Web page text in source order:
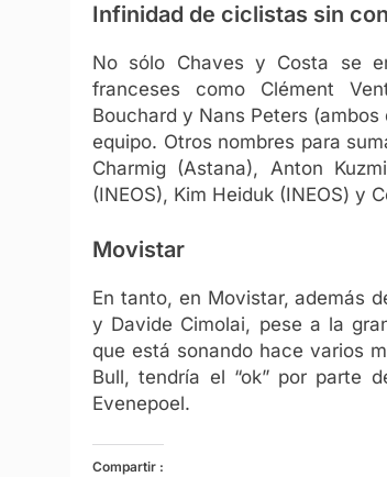
Infinidad de ciclistas sin
No sólo Chaves y Costa se
franceses como Clément
Bouchard y Nans Peters
equipo. Otros nombres para
Charmig (Astana), Anton
(INEOS), Kim Heiduk (INEOS) y
Movistar
En tanto, en Movistar, además
y Davide Cimolai, pese a la
que está sonando hace varios
Bull, tendría el “ok” por parte
Evenepoel.
Compartir :